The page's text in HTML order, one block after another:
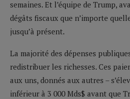
semaines. Et l’équipe de Trump,
dégâts fiscaux que n’importe
jusqu’à présent.
La majorité des dépenses
redistribuer les richesses. Ces
aux uns, donnés aux autres –
inférieur à 3 000 Mds$ avant que